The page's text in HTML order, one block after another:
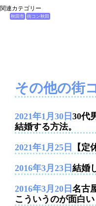
関連カテゴリー
秋田市 街コン秋田
その他の街
2021年1月30日 30代
結婚する方法。
2021年1月25日 【定
2016年3月23日 結婚
2016年3月20日 名古
こういうのが面白い